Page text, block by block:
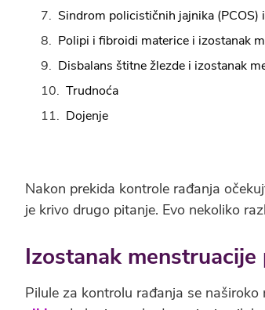
Sindrom policističnih jajnika (PCOS)
Polipi i fibroidi materice i izostanak
Disbalans štitne žlezde i izostanak
Trudnoća
Dojenje
Nakon prekida kontrole rađanja
je krivo drugo pitanje. Evo nekoliko
Izostanak
Pilule za kontrolu rađanja se